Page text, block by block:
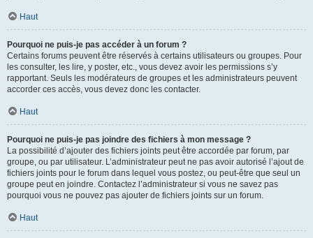
Haut
Pourquoi ne puis-je pas accéder à un forum ?
Certains forums peuvent être réservés à certains utilisateurs ou groupes. Pour
les consulter, les lire, y poster, etc., vous devez avoir les permissions s’y
rapportant. Seuls les modérateurs de groupes et les administrateurs peuvent
accorder ces accès, vous devez donc les contacter.
Haut
Pourquoi ne puis-je pas joindre des fichiers à mon message ?
La possibilité d’ajouter des fichiers joints peut être accordée par forum, par
groupe, ou par utilisateur. L’administrateur peut ne pas avoir autorisé l’ajout de
fichiers joints pour le forum dans lequel vous postez, ou peut-être que seul un
groupe peut en joindre. Contactez l’administrateur si vous ne savez pas
pourquoi vous ne pouvez pas ajouter de fichiers joints sur un forum.
Haut